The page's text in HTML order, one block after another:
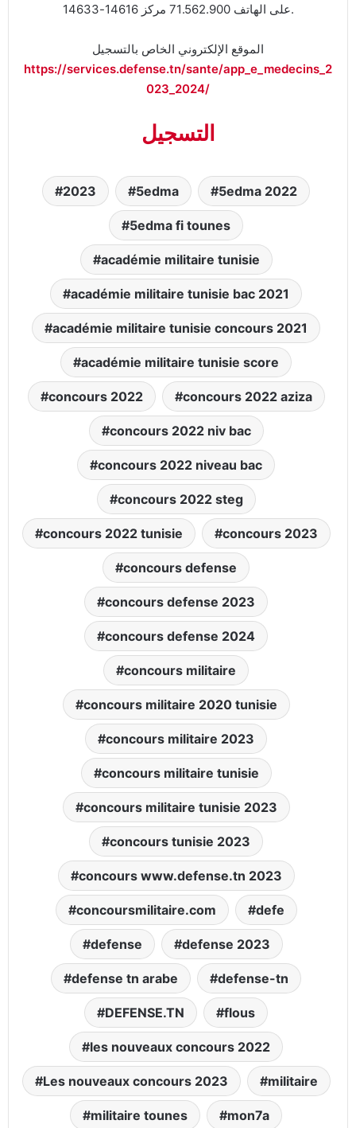
على الهاتف 71.562.900 مركز 14616-14633.
الموقع الإلكتروني الخاص بالتسجيل
https://services.defense.tn/sante/app_e_medecins_2
023_2024/
التسجيل
2023 5edma 5edma 2022
5edma fi tounes
académie militaire tunisie
académie militaire tunisie bac 2021
académie militaire tunisie concours 2021
académie militaire tunisie score
concours 2022 concours 2022 aziza
concours 2022 niv bac
concours 2022 niveau bac
concours 2022 steg
concours 2022 tunisie concours 2023
concours defense
concours defense 2023
concours defense 2024
concours militaire
concours militaire 2020 tunisie
concours militaire 2023
concours militaire tunisie
concours militaire tunisie 2023
concours tunisie 2023
concours www.defense.tn 2023
concoursmilitaire.com defe
defense defense 2023
defense tn arabe defense-tn
DEFENSE.TN flous
les nouveaux concours 2022
Les nouveaux concours 2023 militaire
militaire tounes mon7a